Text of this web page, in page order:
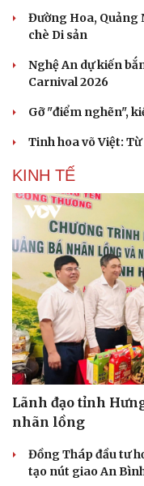
Dinh dưỡng - món ngon
Sản phụ khoa
Nhi khoa
Làm đẹp - giảm cân
Ăn sạch sống khỏe
Đường Hoa, Quảng
chè Di sản
Nghệ An dự kiến
Carnival 2026
Gỡ "điểm nghẽn",
Tinh hoa võ Việt:
KINH TẾ
Lãnh đạo tỉnh
nhãn lồng
Đồng Tháp đầu tư
tạo nút giao An